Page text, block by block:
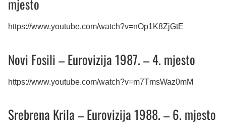
mjesto
https://www.youtube.com/watch?v=nOp1K8ZjGtE
Novi Fosili – Eurovizija 1987. – 4. mjesto
https://www.youtube.com/watch?v=m7TmsWaz0mM
Srebrena Krila – Eurovizija 1988. – 6. mjesto